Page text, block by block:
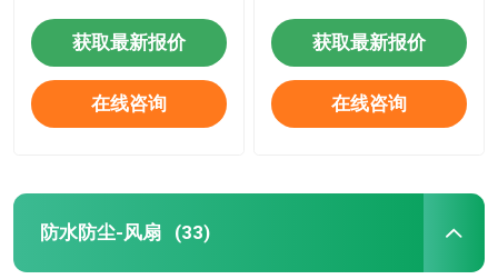
获取最新报价
在线咨询
获取最新报价
在线咨询
防水防尘-风扇 (33)